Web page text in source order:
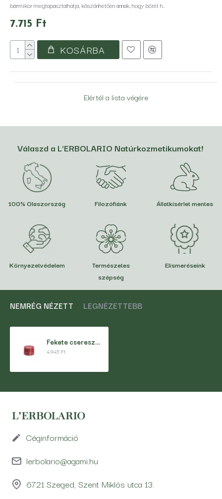
bármikor megtapasztalhatja, köszönhetően annak, hogy bőrét h..
7.715 Ft
KOSÁRBA
Elértél a lista végére
Válaszd a L'ERBOLARIO Natúrkozmetikumokat!
100% Olaszország Filozófiánk Állatkísérlet mentes
Környezetvédelem
Természetes
szépség
Elismeréseink
NEMRÉG NÉZETT LEGNÉZETTEBB
Fekete cseresznye ajakápoló és arcpirosító
4.945 Ft
Céginformáció
lerbolario@agami.hu
6721 Szeged, Szent Miklós utca 13.